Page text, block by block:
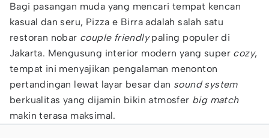
Bagi pasangan muda yang mencari tempat kencan
kasual dan seru, Pizza e Birra adalah salah satu
restoran nobar couple friendlypaling populer di
Jakarta. Mengusung interior modern yang super cozy,
tempat ini menyajikan pengalaman menonton
pertandingan lewat layar besar dan sound system
berkualitas yang dijamin bikin atmosfer big match
makin terasa maksimal.